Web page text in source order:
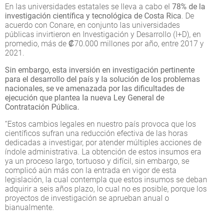
En las universidades estatales se lleva a cabo el 78% de la
investigación científica y tecnológica de Costa Rica. De
acuerdo con Conare, en conjunto las universidades
públicas invirtieron en Investigación y Desarrollo (I+D), en
promedio, más de ₡70.000 millones por año, entre 2017 y
2021.
Sin embargo, esta inversión en investigación pertinente
para el desarrollo del país y la solución de los problemas
nacionales, se ve amenazada por las dificultades de
ejecución que plantea la nueva Ley General de
Contratación Pública.
“Estos cambios legales en nuestro país provoca que los
científicos sufran una reducción efectiva de las horas
dedicadas a investigar, por atender múltiples acciones de
índole administrativa. La obtención de estos insumos era
ya un proceso largo, tortuoso y difícil, sin embargo, se
complicó aún más con la entrada en vigor de esta
legislación, la cual contempla que estos insumos se deban
adquirir a seis años plazo, lo cual no es posible, porque los
proyectos de investigación se aprueban anual o
bianualmente.